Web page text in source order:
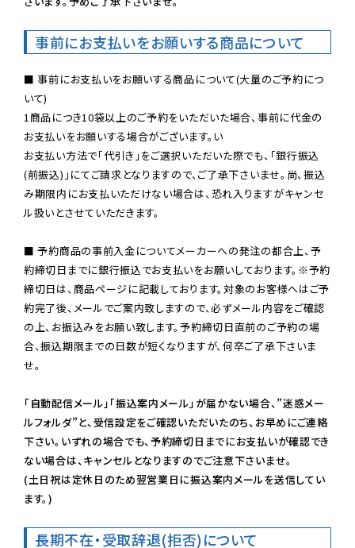
事前にお支払いをお願いする商品について
■ 事前にお支払いをお願いする商品について(大量のご予約につ
いて)
1商品につき10袋以上のご予約をいただいた場合、事前に代金の
お支払いをお願いする場合がございます。い
お支払い方法で「代引き」をご選択いただいた際でも、「銀行振込
(前振込)」にてご請求となりますので、ご了承下さいませ。尚、振込
み期限内にお支払いただけない場合は、恐れ入りますがキャンセ
ル扱いとさせていただきます。
■ 予約商品の事前入金についてメーカーへの発注の都合上、予
約締切日までに銀行振込でお支払いをお願いしております。※予約
締切日は、商品ページに記載しております。対象のお客様へはご予
約完了後、メールでご案内致しますので、必ずメール内容をご確認
の上、お振込みをお願い致します。予約締切日直前のご予約の場
合、振込期限までの日数が短くなりますが、何卒ご了承下さいま
せ。
「自動配信メール」「振込案内メール」が届かない場合、”迷惑メー
ルフォルダ”と、受信設定をご確認いただいたのち、お早めにご連絡
下さい。いずれの場合でも、予約締切日までにお支払いが確認でき
ない場合は、キャンセルとなりますのでご注意下さいませ。
(土日祝は定休日のため翌営業日に振込案内メールを送信してい
ます。)
長期不在・受取辞退(拒否)について